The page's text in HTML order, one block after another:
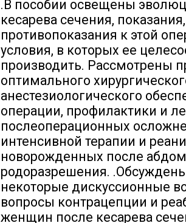
.В пособии освещены
кесарева сечения, показания,
противопоказания к этой
условия, в которых ее
производить. Рассмотрены
оптимального
анестезиологического
операции, профилактики и
послеоперационных
интенсивной терапии и
новорожденных после
родоразрешения.
некоторые дискуссионные
вопросы контрацепции и
женщин после кесарева